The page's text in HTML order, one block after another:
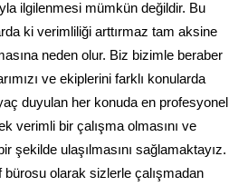
ilgilenmesi mümkün değildir. Bu
ki verimliliği arttırmaz tam aksine
neden olur. Biz bizimle beraber
ve ekiplerini farklı konularda
duyulan her konuda en profesyonel
verimli bir çalışma olmasını ve
şekilde ulaşılmasını sağlamaktayız.
olarak sizlerle çalışmadan